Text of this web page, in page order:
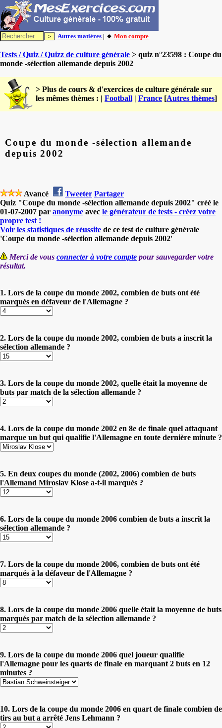
Autres matières | 🔸 Mon compte
Tests / Quiz / Quizz de culture générale > quiz n°23598 : Coupe du
monde -sélection allemande depuis 2002
> Plus de cours & d'exercices de culture générale sur
les mêmes thèmes : | Football | France [Autres thèmes]
Coupe du monde -sélection allemande
depuis 2002
Avancé Tweeter Partager
Quiz "Coupe du monde -sélection allemande depuis 2002" créé le
01-07-2007 par anonyme avec le générateur de tests - créez votre
propre test !
Voir les statistiques de réussite de ce test de culture générale
'Coupe du monde -sélection allemande depuis 2002'
Merci de vous connecter à votre compte pour sauvegarder votre
résultat.
1. Lors de la coupe du monde 2002, combien de buts ont été
marqués en défaveur de l'Allemagne ?
2. Lors de la coupe du monde 2002, combien de buts a inscrit la
sélection allemande ?
3. Lors de la coupe du monde 2002, quelle était la moyenne de
buts par match de la sélection allemande ?
4. Lors de la coupe du monde 2002 en 8e de finale quel attaquant
marque un but qui qualifie l'Allemagne en toute dernière minute ?
5. En deux coupes du monde (2002, 2006) combien de buts
l'Allemand Miroslav Klose a-t-il marqués ?
6. Lors de la coupe du monde 2006 combien de buts a inscrit la
sélection allemande ?
7. Lors de la coupe du monde 2006, combien de buts ont été
marqués à la défaveur de l'Allemagne ?
8. Lors de la coupe du monde 2006 quelle était la moyenne de buts
marqués par match de la sélection allemande ?
9. Lors de la coupe du monde 2006 quel joueur qualifie
l'Allemagne pour les quarts de finale en marquant 2 buts en 12
minutes ?
10. Lors de la coupe du monde 2006 en quart de finale combien de
tirs au but a arrêté Jens Lehmann ?